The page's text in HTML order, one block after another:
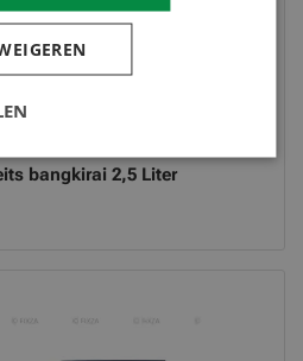
bangkirai 2,5 Liter